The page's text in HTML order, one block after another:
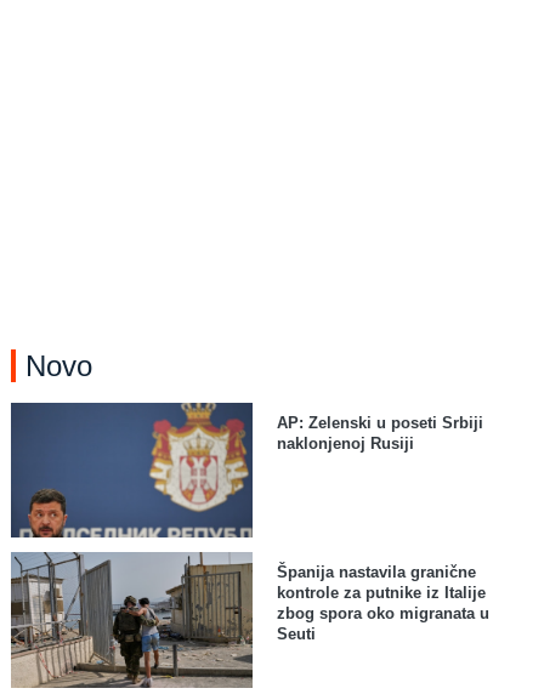
Novo
AP: Zelenski u poseti Srbiji
naklonjenoj Rusiji
Španija nastavila granične
kontrole za putnike iz Italije
zbog spora oko migranata u
Seuti